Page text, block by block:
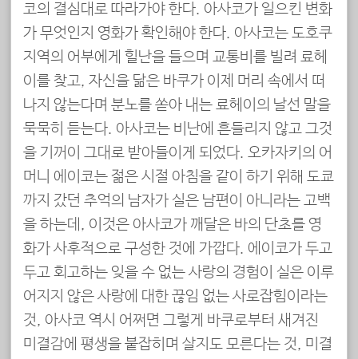
코의 결심대로 따라가야 한다. 아사코가 일으킨 변화
가 무엇인지 영화가 확인해야 한다. 아사코는 도호쿠
지역의 어부에게 힐난을 들으며 교통비를 빌려 료헤
이를 찾고, 자신을 닮은 바쿠가 이제 머리 속에서 떠
나지 않는다며 분노를 쏟아 내는 료헤이의 날선 말을
묵묵히 듣는다. 아사코는 비난에 흔들리지 않고 그것
을 기꺼이 그대로 받아들이게 되었다. 오카자키의 어
머니 에이코는 젊은 시절 아침을 같이 하기 위해 도쿄
까지 갔던 추억의 남자가 실은 남편이 아니라는 고백
을 하는데, 이것은 아사코가 깨달은 바의 단초를 영
화가 사후적으로 구성한 것에 가깝다. 에이코가 두고
두고 회고하는 잊을 수 없는 사랑의 경험이 실은 이루
어지지 않은 사랑에 대한 끊임 없는 사로잡힘이라는
것, 아사코 역시 어쩌면 그렇게 바쿠로부터 새겨진
미결감에 평생을 붙잡히며 살지도 모른다는 것, 미결